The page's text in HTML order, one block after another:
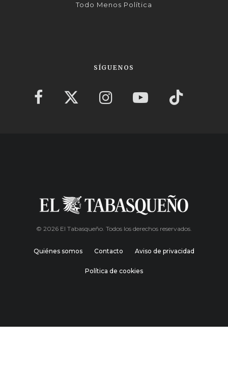
Todo Menos Política
SÍGUENOS
© 2026 El Tabasqueño. Todos los derechos reservados.
Quiénes somos Contacto Aviso de privacidad
Política de cookies